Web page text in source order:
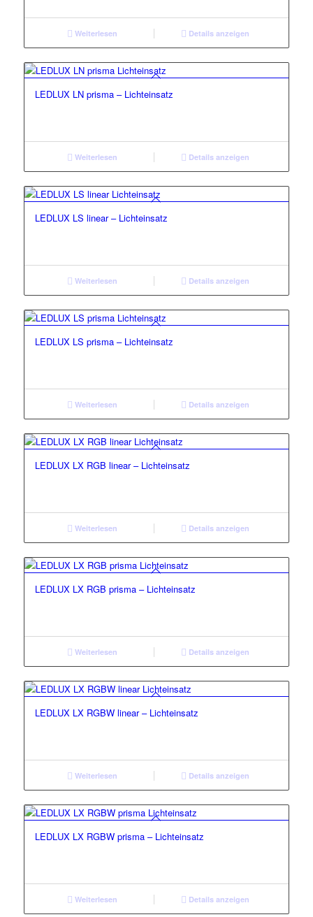
Weiterlesen Details anzeigen
LEDLUX LN prisma – Lichteinsatz
Weiterlesen Details anzeigen
LEDLUX LS linear – Lichteinsatz
Weiterlesen Details anzeigen
LEDLUX LS prisma – Lichteinsatz
Weiterlesen Details anzeigen
LEDLUX LX RGB linear – Lichteinsatz
Weiterlesen Details anzeigen
LEDLUX LX RGB prisma – Lichteinsatz
Weiterlesen Details anzeigen
LEDLUX LX RGBW linear – Lichteinsatz
Weiterlesen Details anzeigen
LEDLUX LX RGBW prisma – Lichteinsatz
Weiterlesen Details anzeigen